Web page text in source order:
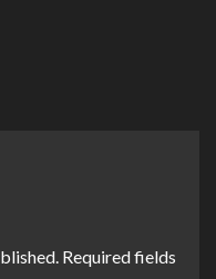
Required fields